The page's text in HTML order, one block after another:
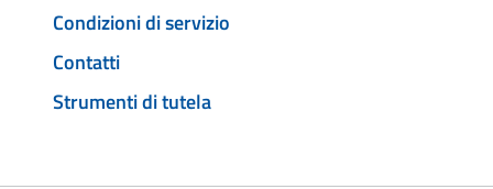
Condizioni di servizio
Contatti
Strumenti di tutela